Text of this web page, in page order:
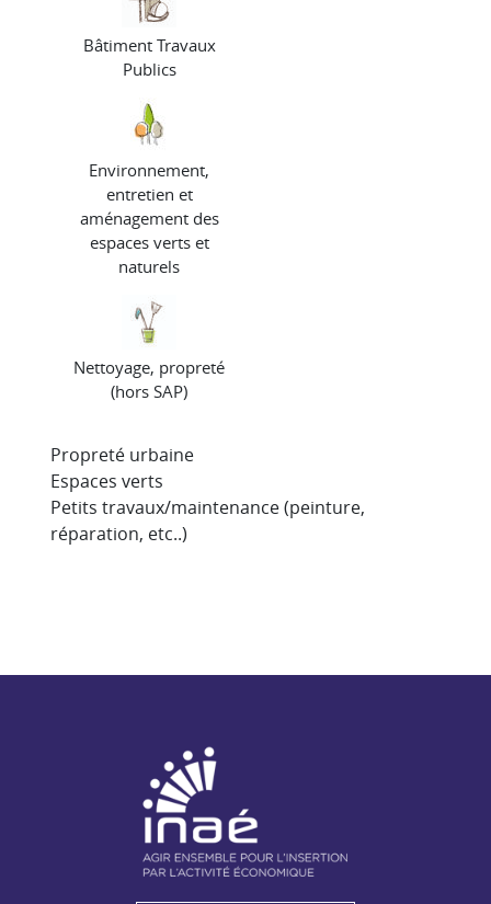
Bâtiment Travaux
Publics
Environnement,
entretien et
aménagement des
espaces verts et
naturels
Nettoyage, propreté
(hors SAP)
Propreté urbaine
Espaces verts
Petits travaux/maintenance (peinture,
réparation, etc..)
- Agir ensemble pour l'insertion par l'activité